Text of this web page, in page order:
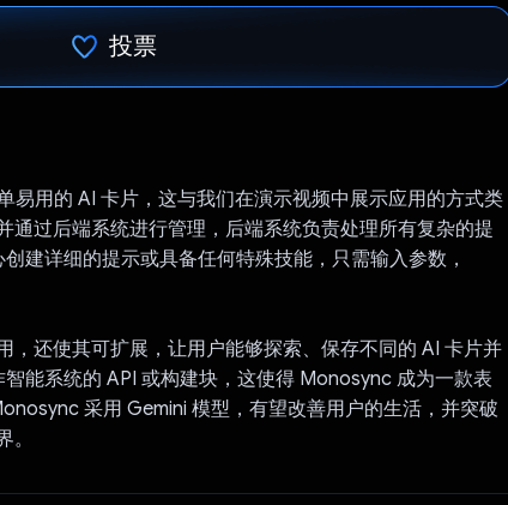
投票
易用的 AI 卡片，这与我们在演示视频中展示应用的方式类
通过后端系统进行管理，后端系统负责处理所有复杂的提
建详细的提示或具备任何特殊技能，只需输入参数，
，还使其可扩展，让用户能够探索、保存不同的 AI 卡片并
能系统的 API 或构建块，这使得 Monosync 成为一款表
采用 Gemini 模型，有望改善用户的生活，并突破